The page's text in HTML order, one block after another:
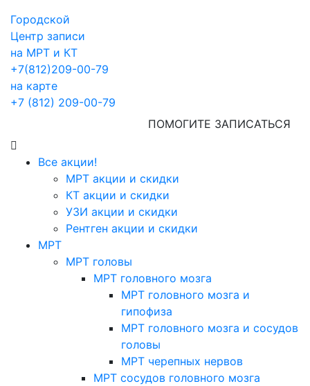
Городской
Центр записи
на МРТ и КТ
+7(812)209-00-79
на карте
+7 (812) 209-00-79
ПОМОГИТЕ ЗАПИСАТЬСЯ
Все акции!
МРТ акции и скидки
КТ акции и скидки
УЗИ акции и скидки
Рентген акции и скидки
МРТ
МРТ головы
МРТ головного мозга
МРТ головного мозга и
гипофиза
МРТ головного мозга и сосудов
головы
МРТ черепных нервов
МРТ сосудов головного мозга